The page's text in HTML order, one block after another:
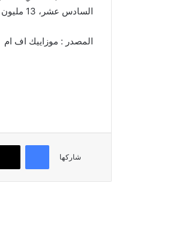
السادس عشر، 13 مليون دولار لكل فريق.
المصدر : موزاييك اف ام
شاركها
فيسبوك